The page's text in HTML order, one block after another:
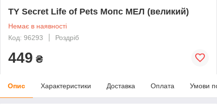
TY Secret Life of Pets Мопс МЕЛ (великий)
Немає в наявності
Код: 96293
Роздріб
449 ₴
Опис Характеристики Доставка Оплата Умови